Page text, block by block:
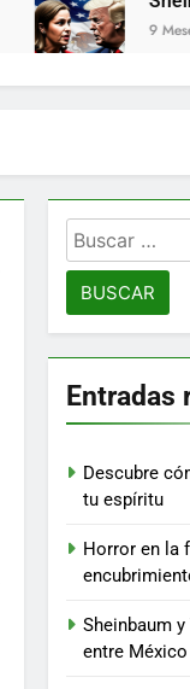
9 Meses Atrás
Buscar:
Entradas
Descubre
tu espíritu
Horror en la
Sheinbaum
entre México